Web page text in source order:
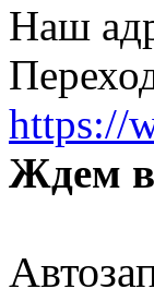
Наш
https://
Ждем